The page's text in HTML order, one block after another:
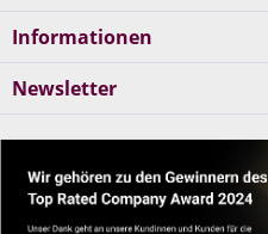
Informationen
Newsletter